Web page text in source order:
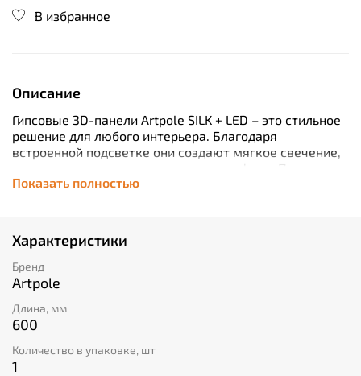
В избранное
Описание
Гипсовые 3D-панели Artpole SILK + LED – это стильное
решение для любого интерьера. Благодаря
встроенной подсветке они создают мягкое свечение,
придавая помещению уютную атмосферу. Панели
отличаются высоким качеством материала и
коммерческих пространств. Приобретая этот продукт,
вы получаете уникальную возможность создать
неповторимый дизайн вашего дома за короткий срок.
Показать полностью
Характеристики
Бренд
Artpole
Длина, мм
600
Количество в упаковке, шт
1